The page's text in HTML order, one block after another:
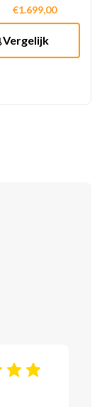
€1.699,00
Vergelijk